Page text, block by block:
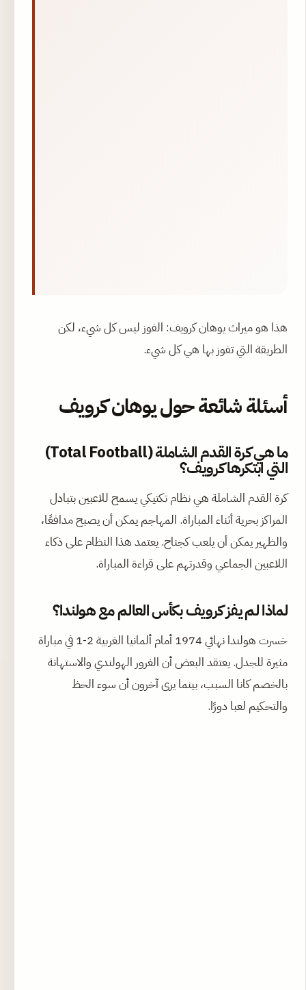
هذا هو ميراث يوهان كرويف: الفوز ليس كل شيء، لكن
الطريقة التي تفوز بها هي كل شيء.
أسئلة شائعة حول يوهان كرويف
ما هي كرة القدم الشاملة (Total Football)
التي ابتكرها كرويف؟
كرة القدم الشاملة هي نظام تكتيكي يسمح للاعبين بتبادل
المراكز بحرية أثناء المباراة. المهاجم يمكن أن يصبح مدافعًا،
والظهير يمكن أن يلعب كجناح. يعتمد هذا النظام على ذكاء
اللاعبين الجماعي وقدرتهم على قراءة المباراة.
لماذا لم يفز كرويف بكأس العالم مع هولندا؟
خسرت هولندا نهائي 1974 أمام ألمانيا الغربية 2-1 في مباراة
مثيرة للجدل. يعتقد البعض أن الغرور الهولندي والاستهانة
بالخصم كانا السبب، بينما يرى آخرون أن سوء الحظ
والتحكيم لعبا دورًا.